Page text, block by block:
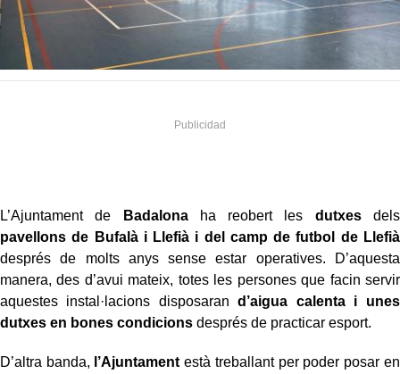
L’Ajuntament de Badalonaha reobert les dutxesdels
pavellons de Bufalà i Llefià i del camp de futbol de Llefià
després de molts anys sense estar operatives. D’aquesta
manera, des d’avui mateix, totes les persones que facin servir
aquestes instal·lacions disposaran d’aigua calenta i unes
dutxes en bones condicions després de practicar esport.
D’altra banda, l’Ajuntament està treballant per poder posar en